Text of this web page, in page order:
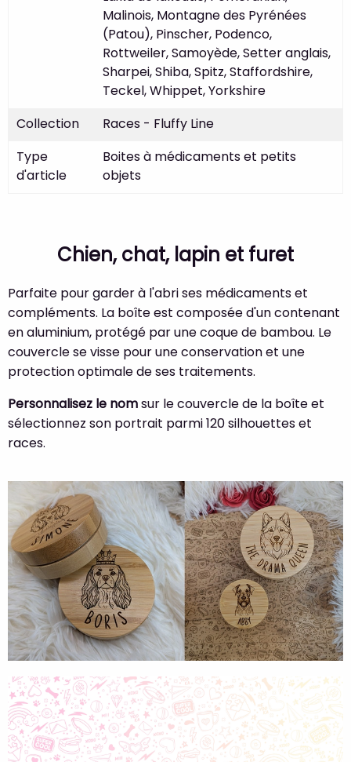
Malinois, Montagne des Pyrénées
(Patou), Pinscher, Podenco,
Rottweiler, Samoyède, Setter anglais,
Sharpei, Shiba, Spitz, Staffordshire,
Teckel, Whippet, Yorkshire
Collection
Races - Fluffy Line
Type
d'article
Boites à médicaments et petits
objets
Chien, chat, lapin et furet
Parfaite pour garder à l'abri ses médicaments et
compléments. La boîte est composée d'un contenant
en aluminium, protégé par une coque de bambou. Le
couvercle se visse pour une conservation et une
protection optimale de ses traitements.
Personnalisez le nomsur le couvercle de la boîte et
sélectionnez son portrait parmi 120 silhouettes et
races.